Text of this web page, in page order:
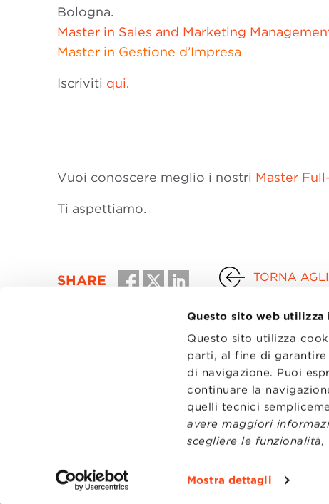
Questo sito web utilizza
Questo sito utilizza
parti, al fine di
di navigazione. Puoi
continuare la
quelli tecnici
avere maggiori
scegliere le
Mostra dettagli
Bologna.
Master in Sales and Marketing
Master in Gestione d’Impresa
Iscriviti qui.
Vuoi conoscere meglio i nostri Master
Ti aspettiamo.
SHARE TORNA
PRIVACY